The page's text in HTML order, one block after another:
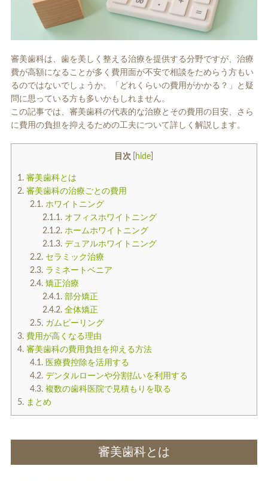
歯周病治療 インプラント
入れ歯
予防歯科
診療時間・アクセス
採用情報
医院からのお知らせ
歯科コラム
審美歯科は、歯を美しく整える治療を提供する分野ですが、治療
費が高額になることが多く費用面が不安で相談をためらう方もい
るのではないでしょうか。「どれくらいの費用がかかる？」と疑
問に思っている方も多いかもしれません。
この記事では、審美歯科の代表的な治療とその費用の目安、さら
に費用の負担を抑えるための工夫について詳しく解説します。
目次 hide
1.審美歯科とは
2.審美歯科の治療ごとの費用
2.1.ホワイトニング
2.1.1.オフィスホワイトニング
2.1.2.ホームホワイトニング
2.1.3.デュアルホワイトニング
2.2.セラミック治療
2.3.ラミネートベニア
2.4.矯正治療
2.4.1.部分矯正
2.4.2.全体矯正
2.5.ガムピーリング
3.費用が高くなる理由
4.審美歯科の費用負担を抑える方法
4.1.医療費控除を活用する
4.2.デンタルローンや分割払いを利用する
4.3.複数の歯科医院で見積もりを取る
5.まとめ
審美歯科とは